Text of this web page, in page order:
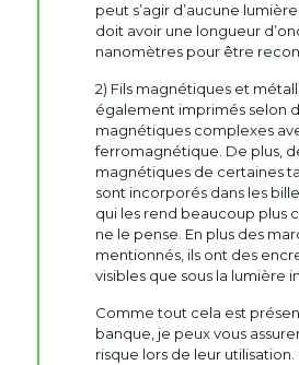
peut s’agir d’aucune
doit avoir une longueur
nanomètres pour être
2) Fils magnétiques et
également imprimés selon
magnétiques complexes
ferromagnétique. De plus,
magnétiques de certaines
sont incorporés dans les
qui les rend beaucoup plus
ne le pense. En plus des
mentionnés, ils ont des
visibles que sous la lumière
Comme tout cela est
banque, je peux vous assurer
risque lors de leur